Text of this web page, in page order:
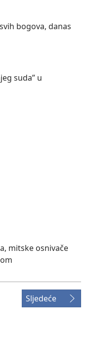
bogova, danas
suda” u
mitske osnivače
Sljedeće